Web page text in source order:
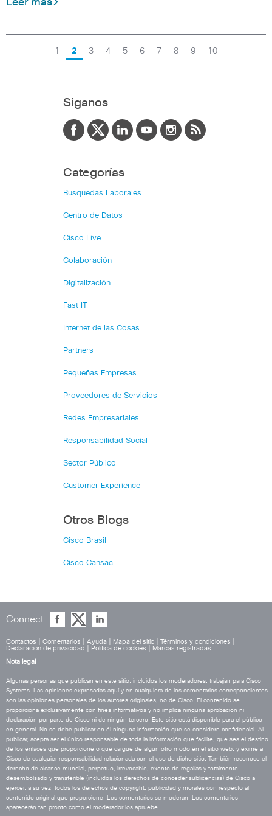
Leer mas
1 2 3 4 5 6 7 8 9 10
Siganos
Categorías
Búsquedas Laborales
Centro de Datos
Cisco Live
Colaboración
Digitalización
Fast IT
Internet de las Cosas
Partners
Pequeñas Empresas
Proveedores de Servicios
Redes Empresariales
Responsabilidad Social
Sector Público
Customer Experience
Otros Blogs
Cisco Brasil
Cisco Cansac
Connect
Contactos Comentarios Ayuda Mapa del sitio Términos y condiciones
Declaración de privacidad
Política de cookies
Marcas registradas
Nota legal
Algunas personas que publican en este sitio, incluidos los moderadores, trabajan para Cisco
Systems. Las opiniones expresadas aquí y en cualquiera de los comentarios correspondientes
son las opiniones personales de los autores originales, no de Cisco. El contenido se
proporciona exclusivamente con fines informativos y no implica ninguna aprobación ni
declaración por parte de Cisco ni de ningún tercero. Este sitio está disponible para el público
en general. No se debe publicar en él ninguna información que se considere confidencial. Al
publicar, acepta ser el único responsable de toda la información que facilite, que sea el destino
de los enlaces que proporcione o que cargue de algún otro modo en el sitio web, y exime a
Cisco de cualquier responsabilidad relacionada con el uso de dicho sitio. También reconoce el
derecho de alcance mundial, perpetuo, irrevocable, exento de regalías y totalmente
desembolsado y transferible (incluidos los derechos de conceder sublicencias) de Cisco a
ejercer, a su vez, todos los derechos de copyright, publicidad y morales con respecto al
contenido original que proporcione. Los comentarios se moderan. Los comentarios
aparecerán tan pronto como el moderador los apruebe.